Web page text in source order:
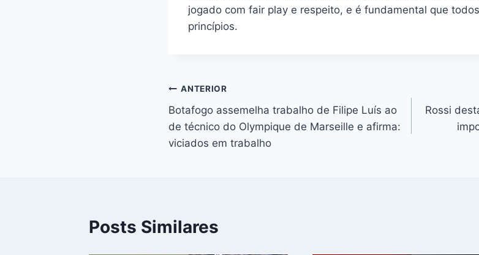
jogado com fair play e respeito, e é fundamental que
princípios.
Navegação
de
Post
ANTERIOR
Botafogo assemelha trabalho de Filipe Luís ao
de técnico do Olympique de Marseille e afirma:
viciados em trabalho
Rossi
Posts Similares